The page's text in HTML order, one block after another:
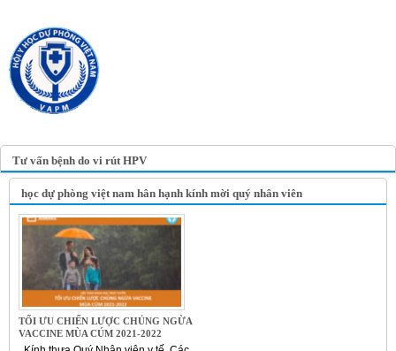
Tư vấn bệnh do vi rút HPV
học dự phòng việt nam hân hạnh kính mời quý nhân viên
TỐI ƯU CHIẾN LƯỢC CHỦNG NGỪA
VACCINE MÙA CÚM 2021-2022